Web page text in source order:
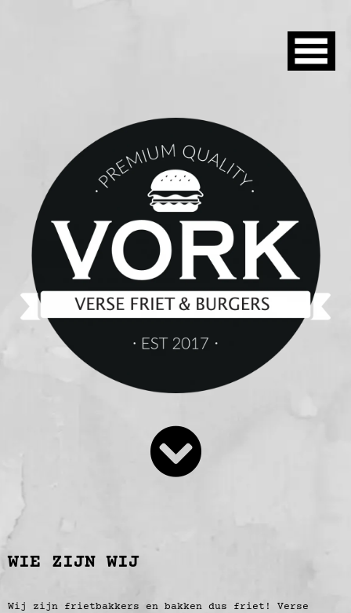
WIE ZIJN WIJ
Wij zijn frietbakkers en bakken dus friet! Verse